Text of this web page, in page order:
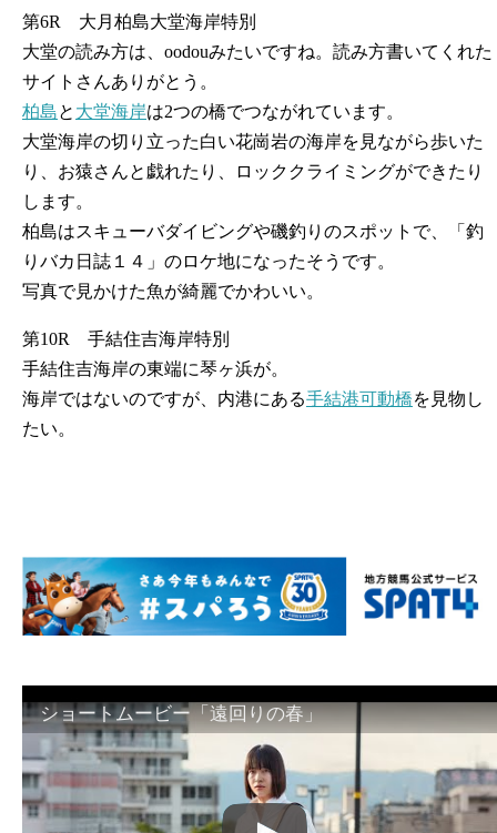
第6R 大月柏島大堂海岸特別
大堂の読み方は、oodouみたいですね。読み方書いてくれた
サイトさんありがとう。
柏島と 大堂海岸は2つの橋でつながれています。
大堂海岸の切り立った白い花崗岩の海岸を見ながら歩いた
り、お猿さんと戯れたり、ロッククライミングができたり
します。
柏島はスキューバダイビングや磯釣りのスポットで、「釣
りバカ日誌１４」のロケ地になったそうです。
写真で見かけた魚が綺麗でかわいい。
第10R 手結住吉海岸特別
手結住吉海岸の東端に琴ヶ浜が。
海岸ではないのですが、内港にある手結港可動橋を見物し
たい。
ショートムービー「遠回りの春」